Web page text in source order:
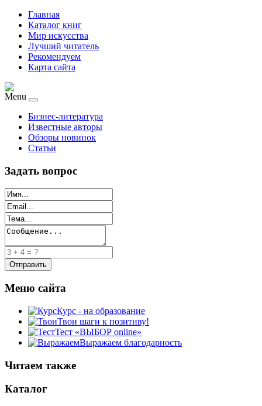
Главная
Каталог книг
Мир искусства
Лучший читатель
Рекомендуем
Карта сайта
Menu
Бизнес-литература
Известные авторы
Обзоры новинок
Статьи
Задать вопрос
Меню сайта
Курс - на образование
Твои шаги к позитиву!
Тест «ВЫБОР online»
Выражаем благодарность
Читаем также
Каталог